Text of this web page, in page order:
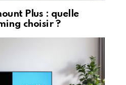
Plus : quelle
choisir ?